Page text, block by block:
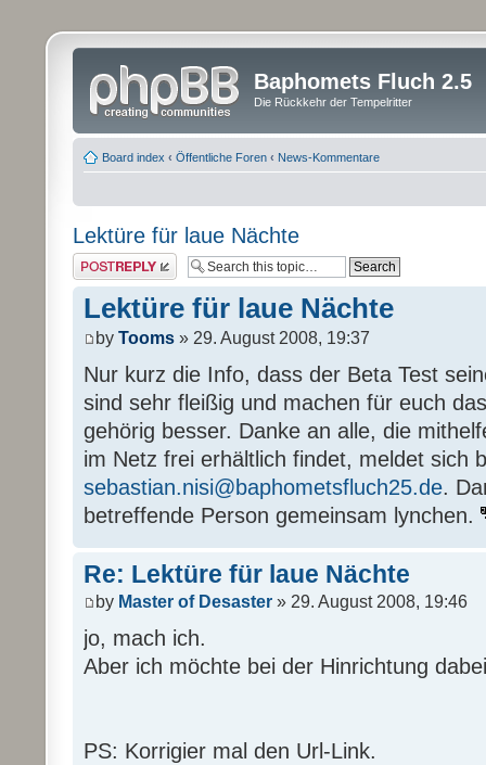
Baphomets Fluch 2.5
Die Rückkehr der Tempelritter
Board index ‹ Öffentliche Foren ‹ News-Kommentare
Lektüre für laue Nächte
Post a reply
Lektüre für laue Nächte
by Tooms » 29. August 2008, 19:37
Nur kurz die Info, dass der Beta Test
sind sehr fleißig und machen für euch
gehörig besser. Danke an alle, die
im Netz frei erhältlich findet, meldet sich
sebastian.nisi@baphometsfluch25.de.
betreffende Person gemeinsam lynchen.
Re: Lektüre für laue Nächte
by Master of Desaster » 29. August 2008, 19:46
jo, mach ich.
Aber ich möchte bei der Hinrichtung
PS: Korrigier mal den Url-Link.